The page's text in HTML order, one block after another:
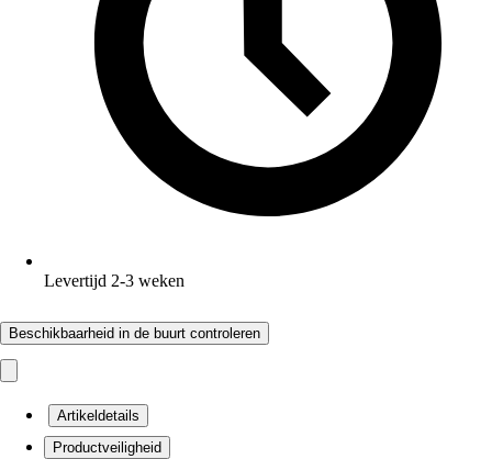
Levertijd 2-3 weken
Beschikbaarheid in de buurt controleren
Artikeldetails
Productveiligheid